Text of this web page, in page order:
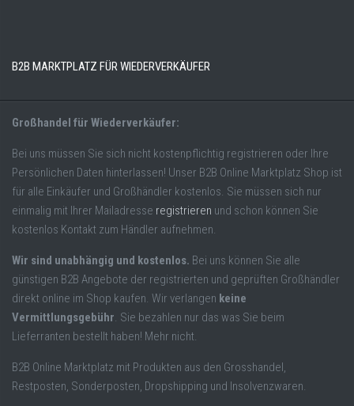
B2B MARKTPLATZ FÜR WIEDERVERKÄUFER
Großhandel für Wiederverkäufer:
Bei uns müssen Sie sich nicht kostenpflichtig registrieren oder Ihre
Persönlichen Daten hinterlassen! Unser B2B Online Marktplatz Shop ist
für alle Einkäufer und Großhändler kostenlos. Sie müssen sich nur
einmalig mit Ihrer Mailadresse registrieren und schon können Sie
kostenlos Kontakt zum Händler aufnehmen.
Wir sind unabhängig und kostenlos. Bei uns können Sie alle
günstigen B2B Angebote der registrierten und geprüften Großhändler
direkt online im Shop kaufen. Wir verlangen keine
Vermittlungsgebühr . Sie bezahlen nur das was Sie beim
Lieferranten bestellt haben! Mehr nicht.
B2B Online Marktplatz mit Produkten aus den Grosshandel,
Restposten, Sonderposten, Dropshipping und Insolvenzwaren.